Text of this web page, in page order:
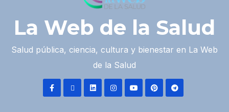
La Web de la Salud
Salud pública, ciencia, cultura y bienestar en La Web
de la Salud